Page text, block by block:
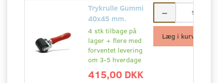
Trykrulle Gummi
40x45 mm.
4 stk tilbage på
lager + flere med
forventet levering
om 3-5 hverdage
415,00 DKK
Læg i kurv